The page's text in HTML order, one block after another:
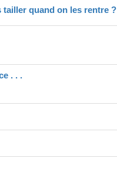
quand on les rentre ?
. . .